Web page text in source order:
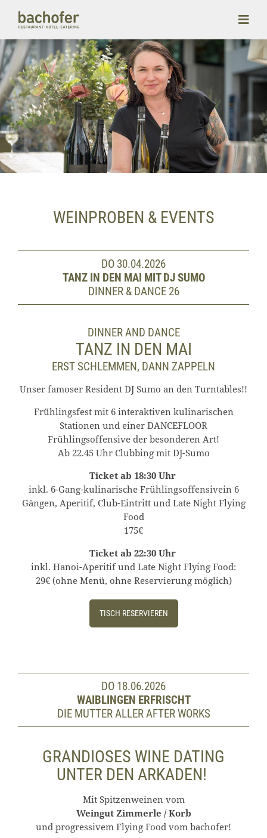
WEINPROBEN & EVENTS
DO 30.04.2026
TANZ IN DEN MAI MIT DJ SUMO
DINNER & DANCE 26
DINNER AND DANCE
TANZ IN DEN MAI
ERST SCHLEMMEN, DANN ZAPPELN
Unser famoser Resident DJ Sumo an den Turntables!!
Frühlingsfest mit 6 interaktiven kulinarischen
Stationen und einer DANCEFLOOR
Frühlingsoffensive der besonderen Art!
Ab 22.45 Uhr Clubbing mit DJ-Sumo
Ticket ab 18:30 Uhr
inkl. 6-Gang-kulinarische Frühlingsoffensivein 6
Gängen, Aperitif, Club-Eintritt und Late Night Flying
Food
175€
Ticket ab 22:30 Uhr
inkl. Hanoi-Aperitif und Late Night Flying Food:
29€ (ohne Menü, ohne Reservierung möglich)
TISCH RESERVIEREN
DO 18.06.2026
WAIBLINGEN ERFRISCHT
DIE MUTTER ALLER AFTER WORKS
GRANDIOSES WINE DATING
UNTER DEN ARKADEN!
Mit Spitzenweinen vom
Weingut Zimmerle / Korb
und progressivem Flying Food vom bachofer!